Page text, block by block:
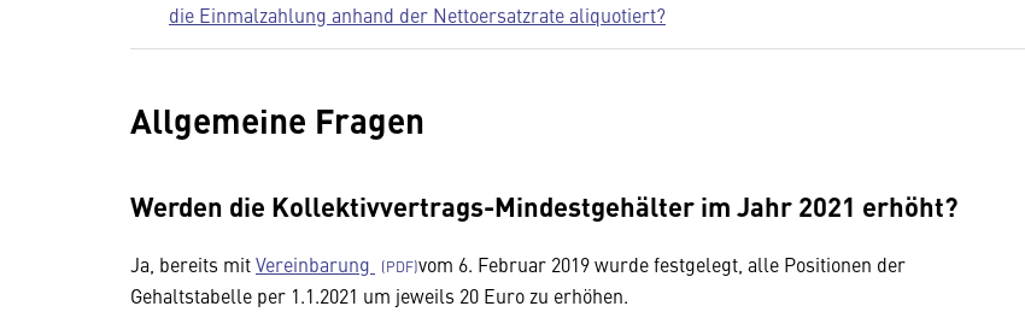
die Einmalzahlung anhand der Nettoersatzrate aliquotiert?
Allgemeine Fragen
Werden die Kollektivvertrags-Mindestgehälter im Jahr 2021 erhöht?
Ja, bereits mitVereinbarung
vom 6. Februar 2019 wurde festgelegt, alle Positionen der
Gehaltstabelle per 1.1.2021 um jeweils 20 Euro zu erhöhen.